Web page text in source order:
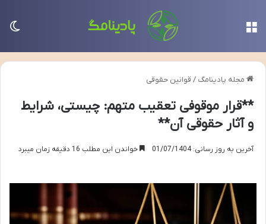
مجله پادینامگ / قوانین حقوقی
**قرار موقوفی تعقیب متهم: چیستی، شرایط
و آثار حقوقی آن**
آخرین به روز رسانی: 01/07/1404 خواندن این مطلب 16 دقیقه زمان میبرد